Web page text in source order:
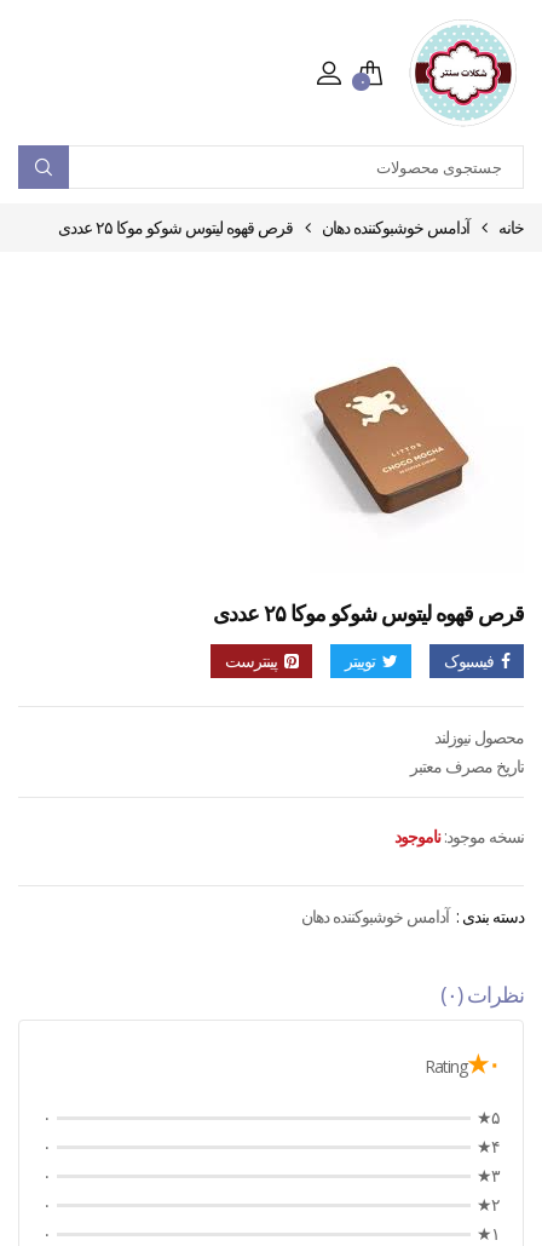
۰
خانه آدامس خوشبوکننده دهان قرص قهوه لیتوس شوکو موکا ۲۵ عددی
قرص قهوه لیتوس شوکو موکا ۲۵ عددی
فیسبوک توییتر پینترست
محصول نیوزلند
تاریخ مصرف معتبر
نسخه موجود: ناموجود
دسته بندی : آدامس خوشبوکننده دهان
نظرات (۰)
۰★ Rating
۵★
۰
۴★
۰
۳★
۰
۲★
۰
۱★
۰